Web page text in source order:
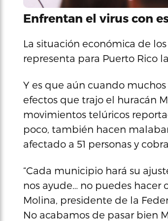
Enfrentan el virus con
La situación económica de
representa para Puerto Rico
Y es que aún cuando
efectos que trajo el huracán
movimientos telúricos
poco, también hacen
afectado a 51 personas y
“Cada municipio hará su
nos ayude… no puedes hacer
Molina, presidente de la
No acabamos de pasar bien